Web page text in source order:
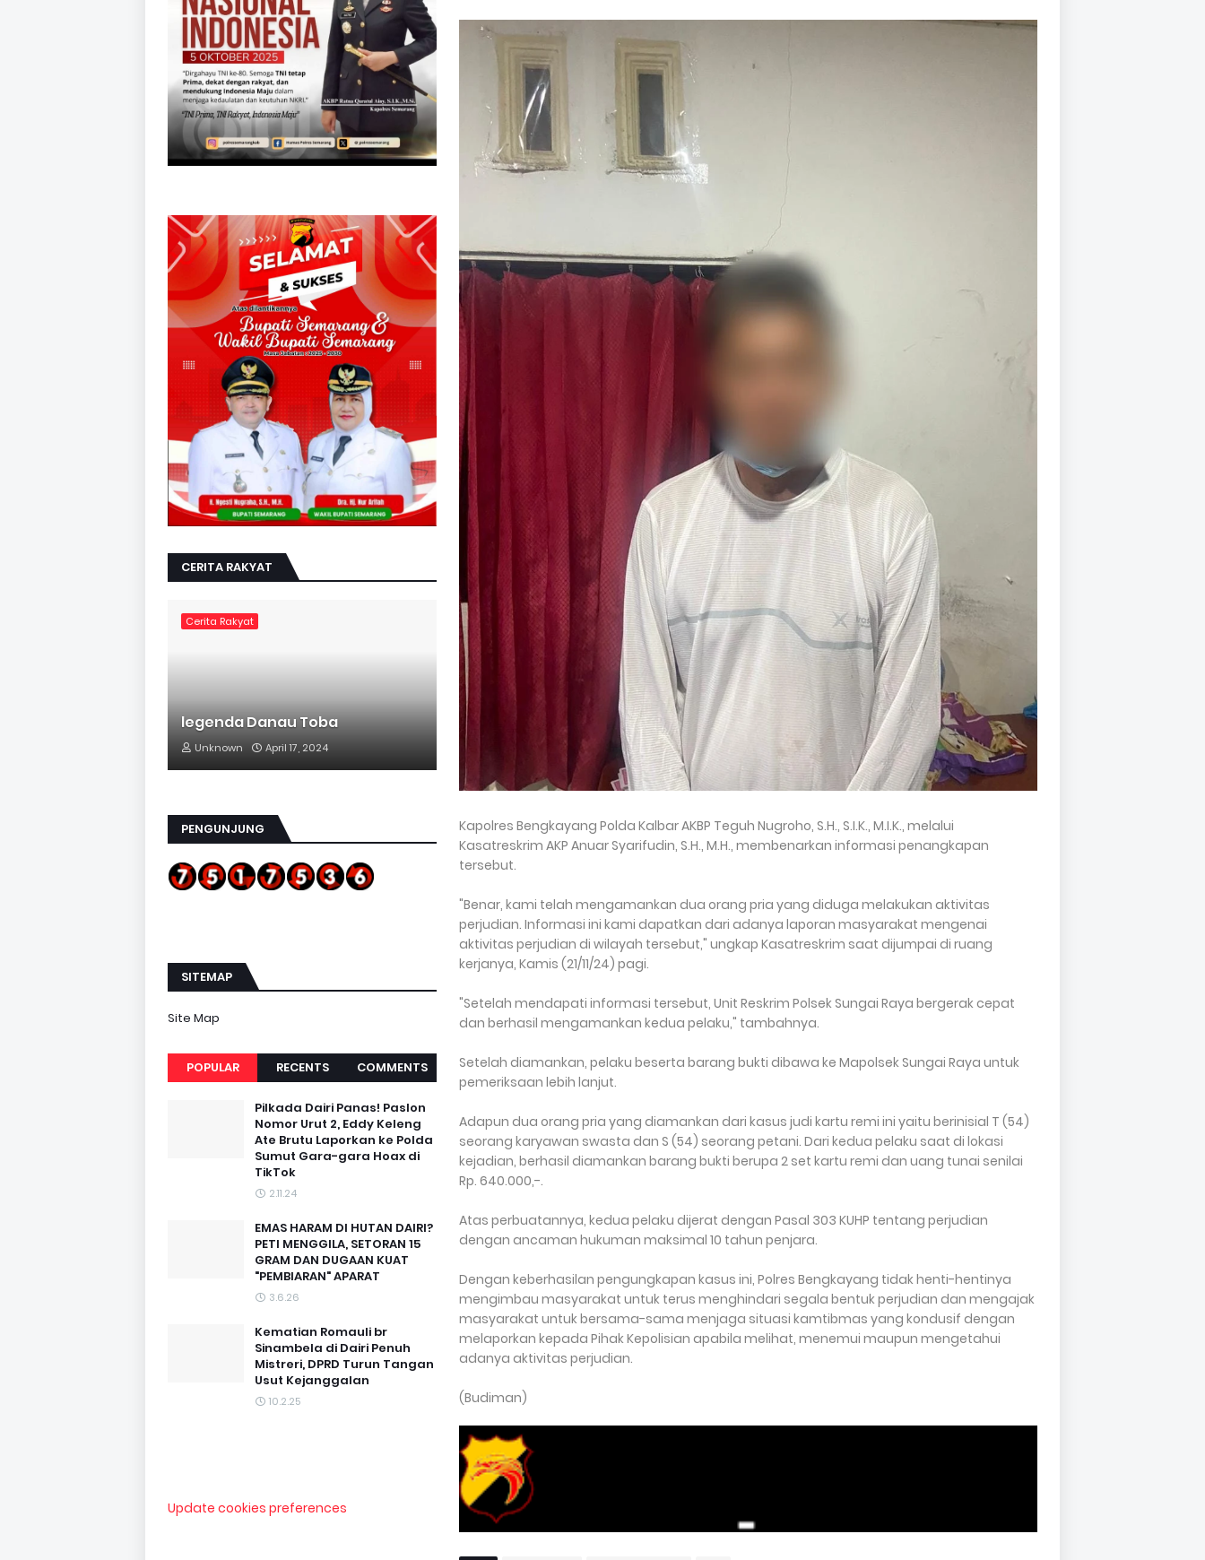
Kapolres Bengkayang Polda Kalbar AKBP Teguh Nugroho, S.H., S.I.K., M.I.K., melalui
Kasatreskrim AKP Anuar Syarifudin, S.H., M.H., membenarkan informasi penangkapan
tersebut.
"Benar, kami telah mengamankan dua orang pria yang diduga melakukan aktivitas
perjudian. Informasi ini kami dapatkan dari adanya laporan masyarakat mengenai
aktivitas perjudian di wilayah tersebut," ungkap Kasatreskrim saat dijumpai di ruang
kerjanya, Kamis (21/11/24) pagi.
"Setelah mendapati informasi tersebut, Unit Reskrim Polsek Sungai Raya bergerak cepat
dan berhasil mengamankan kedua pelaku," tambahnya.
Setelah diamankan, pelaku beserta barang bukti dibawa ke Mapolsek Sungai Raya untuk
pemeriksaan lebih lanjut.
Adapun dua orang pria yang diamankan dari kasus judi kartu remi ini yaitu berinisial T (54)
seorang karyawan swasta dan S (54) seorang petani. Dari kedua pelaku saat di lokasi
kejadian, berhasil diamankan barang bukti berupa 2 set kartu remi dan uang tunai senilai
Rp. 640.000,-.
Atas perbuatannya, kedua pelaku dijerat dengan Pasal 303 KUHP tentang perjudian
dengan ancaman hukuman maksimal 10 tahun penjara.
Dengan keberhasilan pengungkapan kasus ini, Polres Bengkayang tidak henti-hentinya
mengimbau masyarakat untuk terus menghindari segala bentuk perjudian dan mengajak
masyarakat untuk bersama-sama menjaga situasi kamtibmas yang kondusif dengan
melaporkan kepada Pihak Kepolisian apabila melihat, menemui maupun mengetahui
adanya aktivitas perjudian.
(Budiman)
CERITA RAKYAT
Cerita Rakyat
legenda Danau Toba
Unknown April 17, 2024
PENGUNJUNG
SITEMAP
Site Map
POPULAR RECENTS COMMENTS
Pilkada Dairi Panas! Paslon
Nomor Urut 2, Eddy Keleng
Ate Brutu Laporkan ke Polda
Sumut Gara-gara Hoax di
TikTok
2.11.24
EMAS HARAM DI HUTAN DAIRI?
PETI MENGGILA, SETORAN 15
GRAM DAN DUGAAN KUAT
"PEMBIARAN" APARAT
3.6.26
Kematian Romauli br
Sinambela di Dairi Penuh
Mistreri, DPRD Turun Tangan
Usut Kejanggalan
10.2.25
Update cookies preferences